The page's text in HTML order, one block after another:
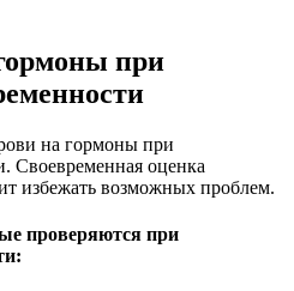
при
на гормоны при
Своевременная оценка
избежать возможных проблем.
проверяются при